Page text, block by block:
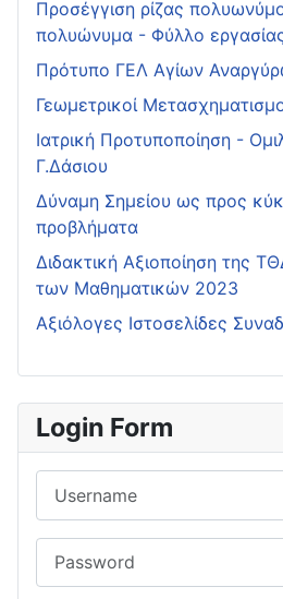
Προσέγγιση ρίζας
πολυώνυμα - Φύλλο
Πρότυπο ΓΕΛ Αγίων
Γεωμετρικοί
Ιατρική Προτυποποίηση -
Γ.Δάσιου
Δύναμη Σημείου ως προς
προβλήματα
Διδακτική Αξιοποίηση της
των Μαθηματικών 2023
Αξιόλογες Ιστοσελίδες
Login Form